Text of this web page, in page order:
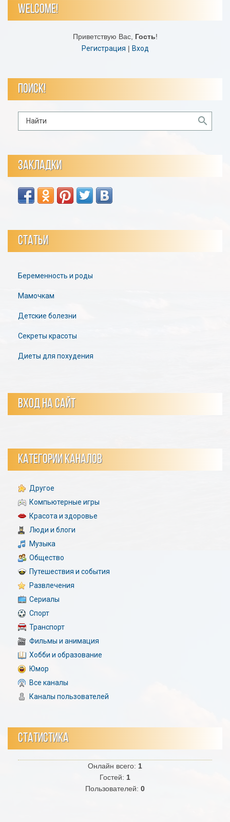
WELCOME!
Приветствую Вас, Гость!
Регистрация | Вход
ПОИСК!
ЗАКЛАДКИ
СТАТЬИ
Беременность и роды
Мамочкам
Детские болезни
Секреты красоты
Диеты для похудения
ВХОД НА САЙТ
КАТЕГОРИИ КАНАЛОВ
Другое
Компьютерные игры
Красота и здоровье
Люди и блоги
Музыка
Общество
Путешествия и события
Развлечения
Сериалы
Спорт
Транспорт
Фильмы и анимация
Хобби и образование
Юмор
Все каналы
Каналы пользователей
СТАТИСТИКА
Онлайн всего: 1
Гостей: 1
Пользователей: 0